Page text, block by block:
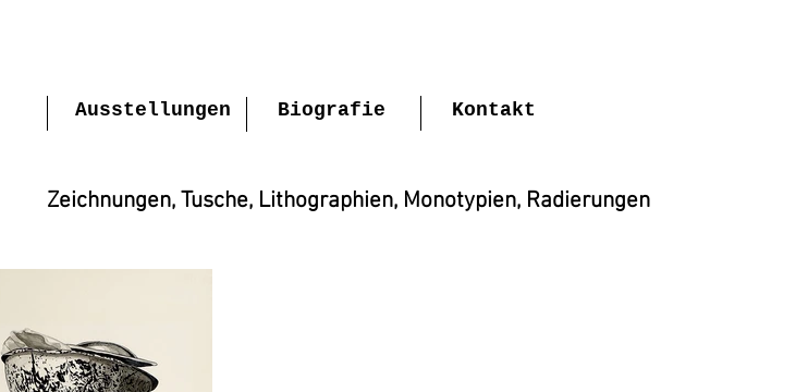
Ausstellungen Biografie Kontakt
Zeichnungen, Tusche, Lithographien, Monotypien, Radierungen